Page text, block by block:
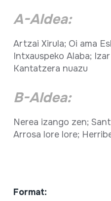
A-Aldea:
Artzai Xirula; Oi ama
Intxauspeko Alaba;
Kantatzera nuazu
B-Aldea:
Nerea izango zen;
Arrosa lore lore;
Format: